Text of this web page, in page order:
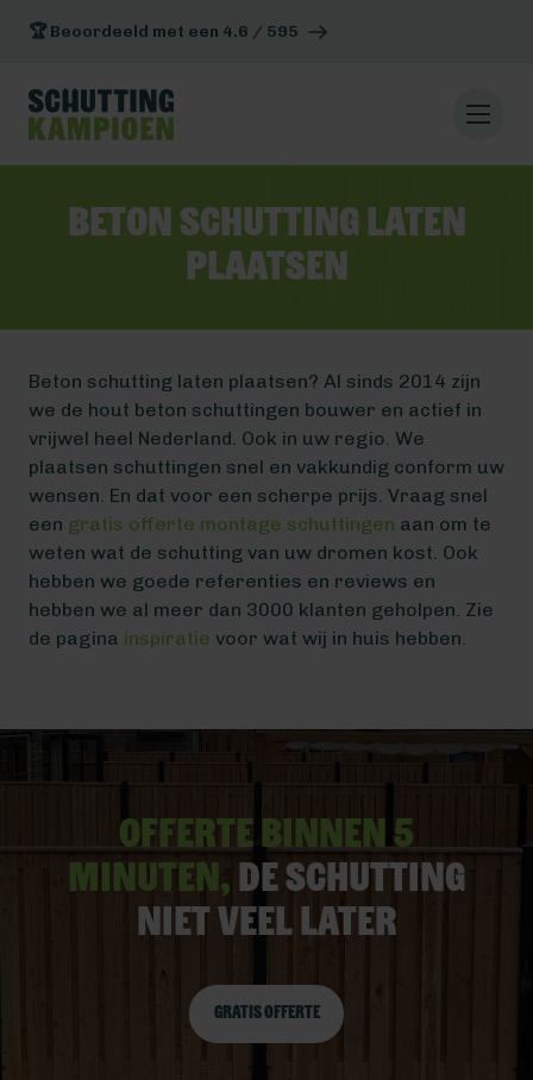
🏆 Beoordeeld met een 4.6 / 595
Beton schutting laten
plaatsen
Beton schutting laten plaatsen? Al sinds 2014 zijn
we de hout beton schuttingen bouwer en actief in
vrijwel heel Nederland. Ook in uw regio. We
plaatsen schuttingen snel en vakkundig conform uw
wensen. En dat voor een scherpe prijs. Vraag snel
een gratis offerte montage schuttingen aan om te
weten wat de schutting van uw dromen kost. Ook
hebben we goede referenties en reviews en
hebben we al meer dan 3000 klanten geholpen. Zie
de pagina inspiratie voor wat wij in huis hebben.
Offerte binnen 5
minuten, De schutting
niet veel later
Gratis offerte